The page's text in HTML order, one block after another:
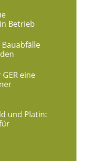
Betrieb
Bauabfälle
eine
und Platin: